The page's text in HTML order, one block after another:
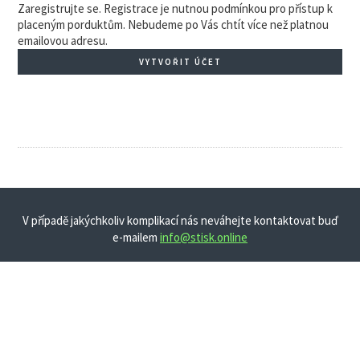
Zaregistrujte se. Registrace je nutnou podmínkou pro přístup k
placeným porduktům. Nebudeme po Vás chtít více než platnou
emailovou adresu.
VYTVOŘIT ÚČET
V případě jakýchkoliv komplikací nás neváhejte kontaktovat buď
e-mailem info@stisk.online